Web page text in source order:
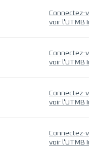
Connectez-
voir l'UTMB
Connectez-
voir l'UTMB
Connectez-
voir l'UTMB
Connectez-
voir l'UTMB